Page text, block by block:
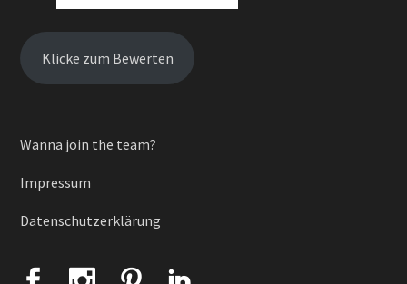
Klicke zum Bewerten
Wanna join the team?
Impressum
Datenschutzerklärung